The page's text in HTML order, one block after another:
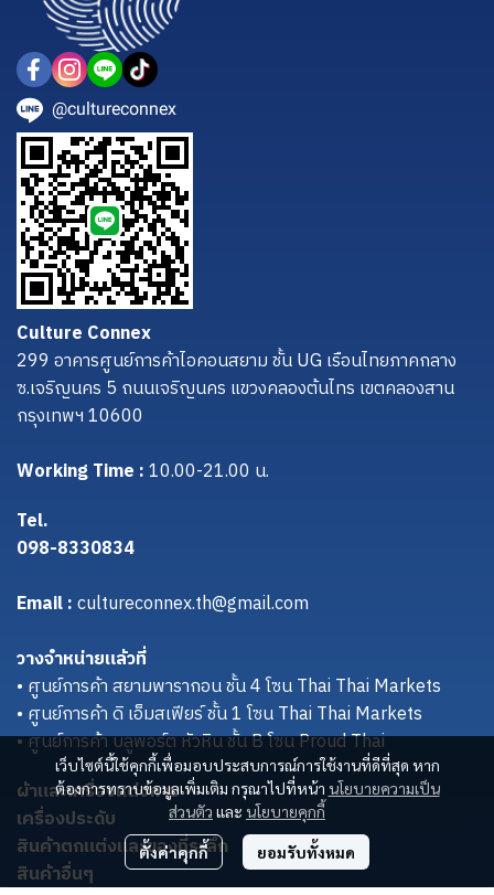
เว็บไซต์นี้ใช้คุกกี้เพื่อมอบประสบการณ์การใช้งานที่ดีที่สุด หาก
ต้องการทราบข้อมูลเพิ่มเติม กรุณาไปที่หน้า นโยบายความเป็น
ส่วนตัว และ นโยบายคุกกี้
ตั้งค่าคุกกี้ ยอมรับทั้งหมด
@cultureconnex
Culture Connex
299 อาคารศูนย์การค้าไอคอนสยาม ชั้น UG เรือนไทยภาคกลาง
ซ.เจริญนคร 5 ถนนเจริญนคร แขวงคลองต้นไทร เขตคลองสาน
กรุงเทพฯ 10600
Working Time :10.00-21.00 น.
Tel.
098-8330834
Email :cultureconnex.th@gmail.com
วางจำหน่ายแล้วที่
• ศูนย์การค้า สยามพารากอน ชั้น 4 โซน Thai Thai Markets
• ศูนย์การค้า ดิ เอ็มสเฟียร์ ชั้น 1 โซน Thai Thai Markets
• ศูนย์การค้า บลูพอร์ต หัวหิน ชั้น B โซน Proud Thai
ผ้าและเครื่องแต่งกาย
เครื่องประดับ
สินค้าตกแต่งและของที่ระลึก
สินค้าอื่นๆ